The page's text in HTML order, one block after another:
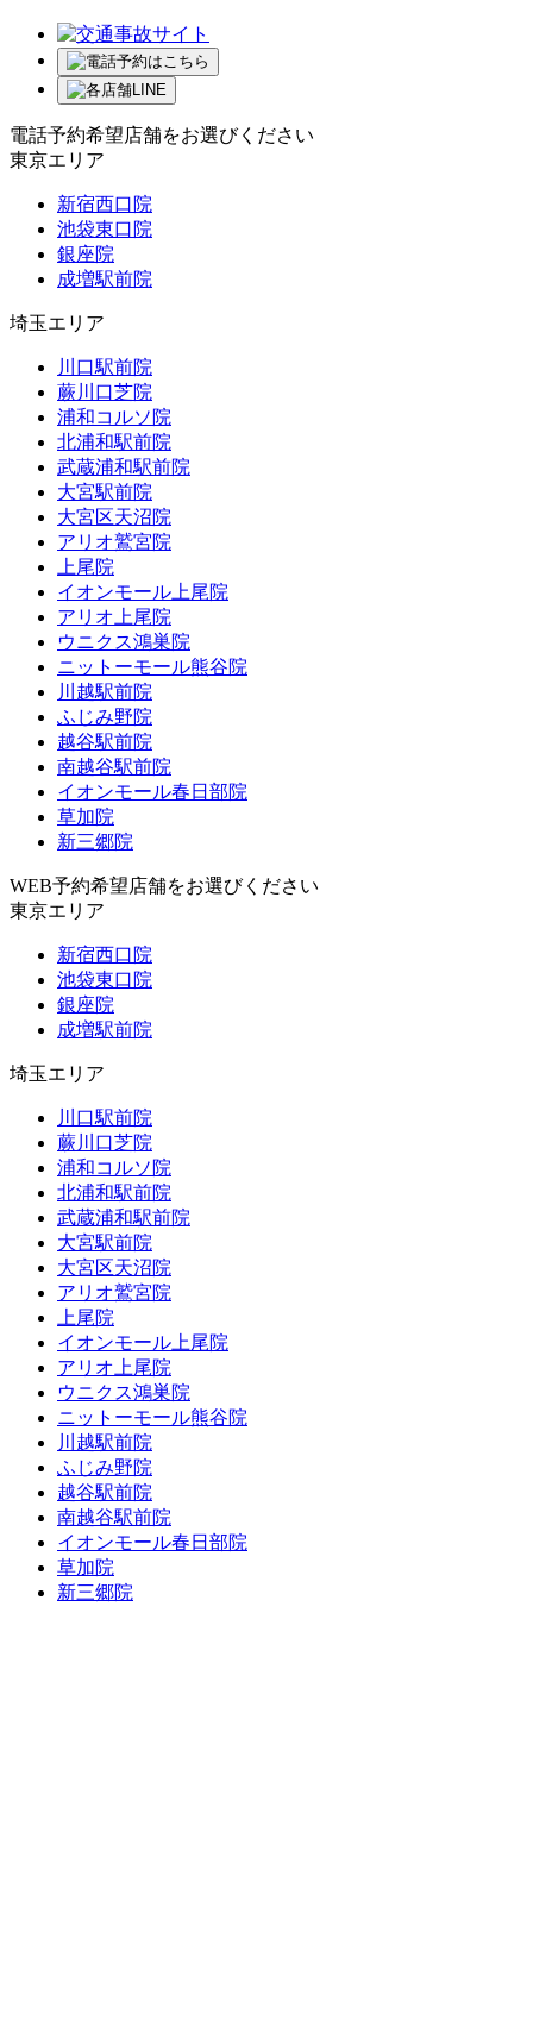
電話予約希望店舗をお選びください
東京エリア
新宿西口院
池袋東口院
銀座院
成増駅前院
埼玉エリア
川口駅前院
蕨川口芝院
浦和コルソ院
北浦和駅前院
武蔵浦和駅前院
大宮駅前院
大宮区天沼院
アリオ鷲宮院
上尾院
イオンモール上尾院
アリオ上尾院
ウニクス鴻巣院
ニットーモール熊谷院
川越駅前院
ふじみ野院
越谷駅前院
南越谷駅前院
イオンモール春日部院
草加院
新三郷院
WEB予約希望店舗をお選びください
東京エリア
新宿西口院
池袋東口院
銀座院
成増駅前院
埼玉エリア
川口駅前院
蕨川口芝院
浦和コルソ院
北浦和駅前院
武蔵浦和駅前院
大宮駅前院
大宮区天沼院
アリオ鷲宮院
上尾院
イオンモール上尾院
アリオ上尾院
ウニクス鴻巣院
ニットーモール熊谷院
川越駅前院
ふじみ野院
越谷駅前院
南越谷駅前院
イオンモール春日部院
草加院
新三郷院